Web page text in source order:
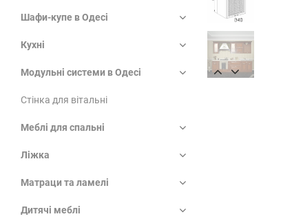
Шафи-купе в Одесі
Кухні
Модульні системи в Одесі
Стінка для вітальні
Меблі для спальні
Ліжка
Матраци та ламелі
Дитячі меблі